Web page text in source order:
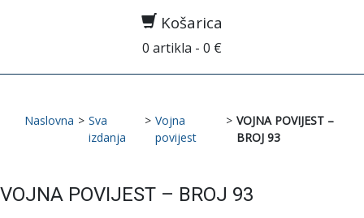
Košarica
0 artikla - 0 €
Naslovna > Sva
izdanja
> Vojna
povijest
> VOJNA POVIJEST –
BROJ 93
VOJNA POVIJEST – BROJ 93